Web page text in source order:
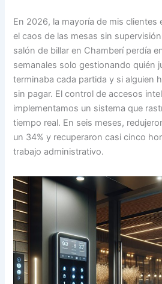
En 2026, la mayoría de mis clientes
el caos de las mesas sin
salón de billar en Chamberí perdía
semanales solo gestionando quién
terminaba cada partida y si alguien
sin pagar. El control de accesos
implementamos un sistema que
tiempo real. En seis meses,
un 34% y recuperaron casi cinco
trabajo administrativo.